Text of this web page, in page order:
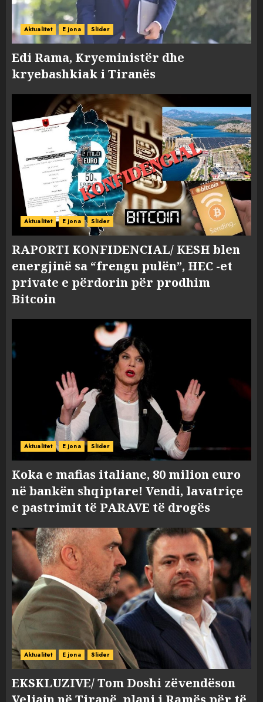
Aktualitet E jona Slider
Edi Rama, Kryeministër dhe
kryebashkiak i Tiranës
Aktualitet E jona Slider
RAPORTI KONFIDENCIAL/ KESH blen
energjinë sa “frengu pulën”, HEC -et
private e përdorin për prodhim
Bitcoin
Aktualitet E jona Slider
Koka e mafias italiane, 80 milion euro
në bankën shqiptare! Vendi, lavatriçe
e pastrimit të PARAVE të drogës
Aktualitet E jona Slider
EKSKLUZIVE/ Tom Doshi zëvendëson